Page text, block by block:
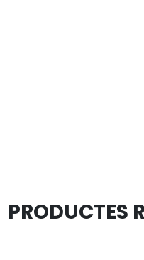
PRODUCTES